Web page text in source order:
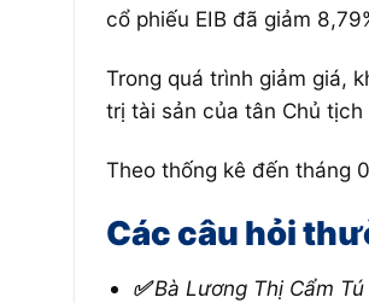
cổ phiếu EIB đã giảm
Trong quá trình giảm giá,
trị tài sản của tân Chủ
Theo thống kê đến tháng
Các câu hỏi
✅Bà Lương Thị Cẩm Tú